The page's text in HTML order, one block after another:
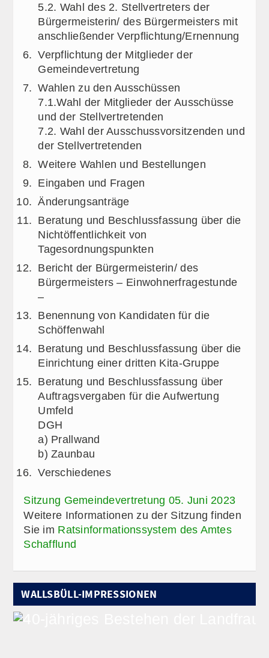
5.2. Wahl des 2. Stellvertreters der
Bürgermeisterin/ des Bürgermeisters mit
anschließender Verpflichtung/Ernennung
Verpflichtung der Mitglieder der
Gemeindevertretung
Wahlen zu den Ausschüssen
7.1.Wahl der Mitglieder der Ausschüsse
und der Stellvertretenden
7.2. Wahl der Ausschussvorsitzenden und
der Stellvertretenden
Weitere Wahlen und Bestellungen
Eingaben und Fragen
Änderungsanträge
Beratung und Beschlussfassung über die
Nichtöffentlichkeit von
Tagesordnungspunkten
Bericht der Bürgermeisterin/ des
Bürgermeisters – Einwohnerfragestunde
–
Benennung von Kandidaten für die
Schöffenwahl
Beratung und Beschlussfassung über die
Einrichtung einer dritten Kita-Gruppe
Beratung und Beschlussfassung über
Auftragsvergaben für die Aufwertung
Umfeld
DGH
a) Prallwand
b) Zaunbau
Verschiedenes
Sitzung Gemeindevertretung 05. Juni 2023
Weitere Informationen zu der Sitzung finden
Sie im Ratsinformationssystem des Amtes
Schafflund
WALLSBÜLL-IMPRESSIONEN